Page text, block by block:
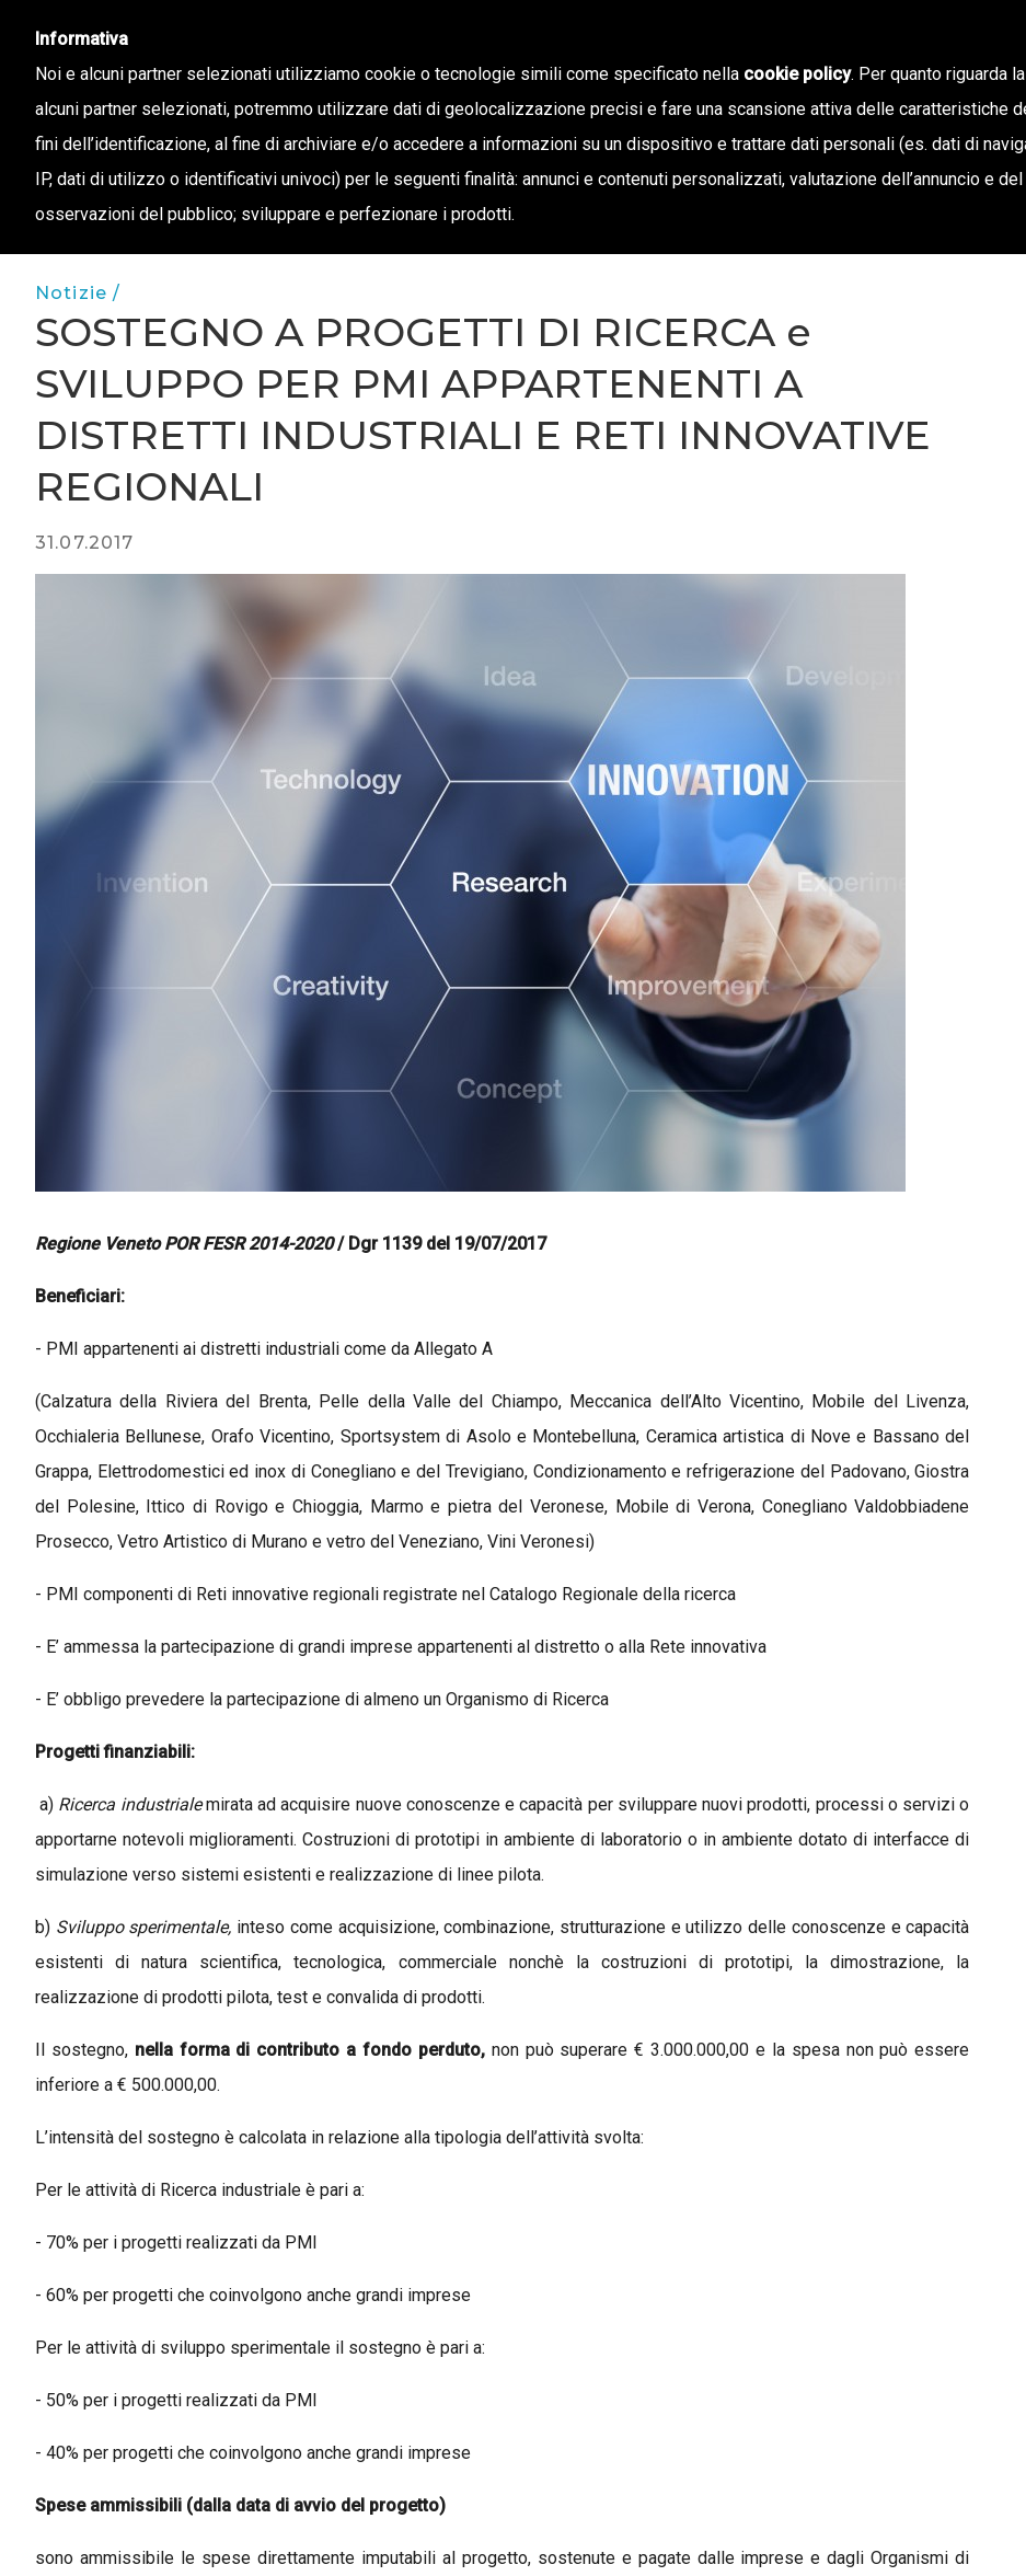
info@confapi.padova.it
CHI SIAMO STAMPA E TERRITORIO NOTIZIE
Notizie /
SOSTEGNO A PROGETTI DI RICERCA e
SVILUPPO PER PMI APPARTENENTI A
DISTRETTI INDUSTRIALI E RETI INNOVATIVE
REGIONALI
31.07.2017
Regione Veneto POR FESR 2014-2020/ Dgr 1139 del 19/07/2017
Beneficiari:
- PMI appartenenti ai distretti industriali come da Allegato A
(Calzatura della Riviera del Brenta, Pelle della Valle del Chiampo, Meccanica dell’Alto Vicentino, Mobile del Livenza,
Occhialeria Bellunese, Orafo Vicentino, Sportsystem di Asolo e Montebelluna, Ceramica artistica di Nove e Bassano del
Grappa, Elettrodomestici ed inox di Conegliano e del Trevigiano, Condizionamento e refrigerazione del Padovano, Giostra
del Polesine, Ittico di Rovigo e Chioggia, Marmo e pietra del Veronese, Mobile di Verona, Conegliano Valdobbiadene
Prosecco, Vetro Artistico di Murano e vetro del Veneziano, Vini Veronesi)
- PMI componenti di Reti innovative regionali registrate nel Catalogo Regionale della ricerca
- E’ ammessa la partecipazione di grandi imprese appartenenti al distretto o alla Rete innovativa
- E’ obbligo prevedere la partecipazione di almeno un Organismo di Ricerca
Progetti finanziabili:
a) Ricerca industrialemirata ad acquisire nuove conoscenze e capacità per sviluppare nuovi prodotti, processi o servizi o
apportarne notevoli miglioramenti. Costruzioni di prototipi in ambiente di laboratorio o in ambiente dotato di interfacce di
simulazione verso sistemi esistenti e realizzazione di linee pilota.
b) Sviluppo sperimentale, inteso come acquisizione, combinazione, strutturazione e utilizzo delle conoscenze e capacità
esistenti di natura scientifica, tecnologica, commerciale nonchè la costruzioni di prototipi, la dimostrazione, la
realizzazione di prodotti pilota, test e convalida di prodotti.
Il sostegno, nella forma di contributo a fondo perduto, non può superare € 3.000.000,00 e la spesa non può essere
inferiore a € 500.000,00.
L’intensità del sostegno è calcolata in relazione alla tipologia dell’attività svolta:
Per le attività di Ricerca industriale è pari a:
- 70% per i progetti realizzati da PMI
- 60% per progetti che coinvolgono anche grandi imprese
Per le attività di sviluppo sperimentale il sostegno è pari a:
- 50% per i progetti realizzati da PMI
- 40% per progetti che coinvolgono anche grandi imprese
Spese ammissibili (dalla data di avvio del progetto)
sono ammissibile le spese direttamente imputabili al progetto, sostenute e pagate dalle imprese e dagli Organismi di
Informativa
Noi e alcuni partner selezionati utilizziamo cookie o tecnologie simili come specificato nella cookie policy. Per quanto riguarda
alcuni partner selezionati, potremmo utilizzare dati di geolocalizzazione precisi e fare una scansione attiva delle caratteristiche
fini dell’identificazione, al fine di archiviare e/o accedere a informazioni su un dispositivo e trattare dati personali (es. dati di
IP, dati di utilizzo o identificativi univoci) per le seguenti finalità: annunci e contenuti personalizzati, valutazione dell’annuncio e
osservazioni del pubblico; sviluppare e perfezionare i prodotti.